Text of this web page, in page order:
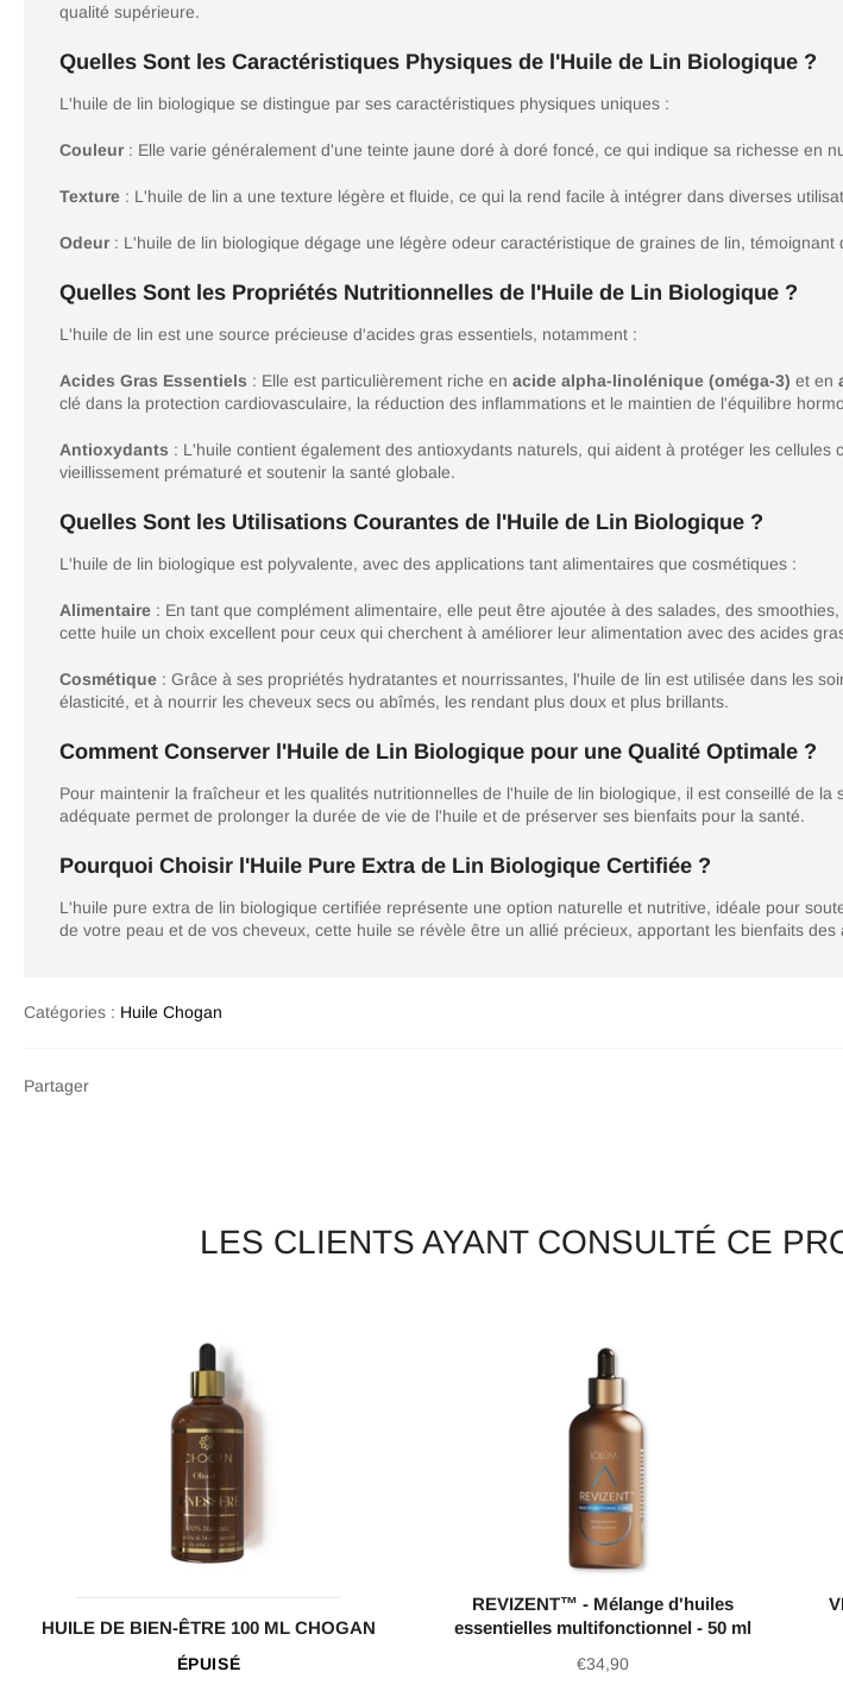
qualité supérieure.
Quelles Sont les Caractéristiques Physiques de l'Huile de Lin Biologique ?
L'huile de lin biologique se distingue par ses caractéristiques physiques uniques :
Couleur: Elle varie généralement d'une teinte jaune doré à doré foncé, ce qui indique sa richesse en
Texture : L'huile de lin a une texture légère et fluide, ce qui la rend facile à intégrer dans diverses
Odeur: L'huile de lin biologique dégage une légère odeur caractéristique de graines de lin,
Quelles Sont les Propriétés Nutritionnelles de l'Huile de Lin Biologique ?
L'huile de lin est une source précieuse d'acides gras essentiels, notamment :
Acides Gras Essentiels : Elle est particulièrement riche en acide alpha-linolénique (oméga-3) et en
clé dans la protection cardiovasculaire, la réduction des inflammations et le maintien de l'équilibre
Antioxydants : L'huile contient également des antioxydants naturels, qui aident à protéger les
vieillissement prématuré et soutenir la santé globale.
Quelles Sont les Utilisations Courantes de l'Huile de Lin Biologique ?
L'huile de lin biologique est polyvalente, avec des applications tant alimentaires que cosmétiques :
Alimentaire : En tant que complément alimentaire, elle peut être ajoutée à des salades, des
cette huile un choix excellent pour ceux qui cherchent à améliorer leur alimentation avec des acides
Cosmétique : Grâce à ses propriétés hydratantes et nourrissantes, l'huile de lin est utilisée dans les
élasticité, et à nourrir les cheveux secs ou abîmés, les rendant plus doux et plus brillants.
Comment Conserver l'Huile de Lin Biologique pour une Qualité Optimale ?
Pour maintenir la fraîcheur et les qualités nutritionnelles de l'huile de lin biologique, il est conseillé de
adéquate permet de prolonger la durée de vie de l'huile et de préserver ses bienfaits pour la santé.
Pourquoi Choisir l'Huile Pure Extra de Lin Biologique Certifiée ?
L'huile pure extra de lin biologique certifiée représente une option naturelle et nutritive, idéale pour
de votre peau et de vos cheveux, cette huile se révèle être un allié précieux, apportant les bienfaits
Catégories : Huile Chogan
Partager
LES CLIENTS AYANT CONSULTÉ CE
HUILE DE BIEN-ÊTRE 100 ML CHOGAN
ÉPUISÉ
REVIZENT™ - Mélange d'huiles
essentielles multifonctionnel - 50 ml
Prix
€34,90